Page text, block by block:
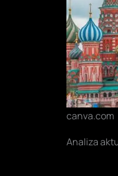
canva.com
Analiza